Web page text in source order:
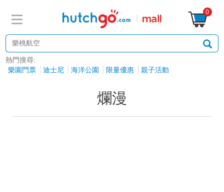
0
熱門搜尋:
樂園門票
迪士尼 海洋公園 限量優惠 親子活動
爛漫